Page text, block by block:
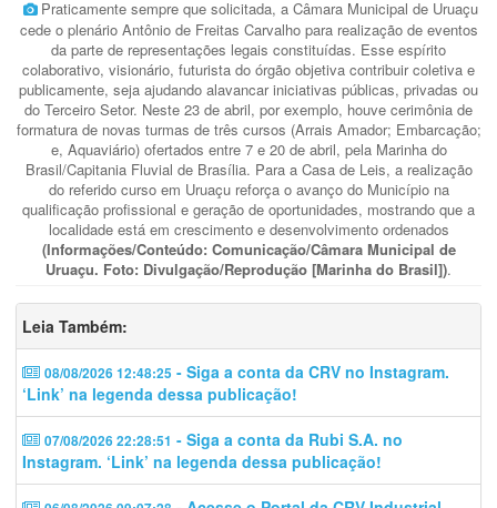
Praticamente sempre que solicitada, a Câmara Municipal de Uruaçu
cede o plenário Antônio de Freitas Carvalho para realização de eventos
da parte de representações legais constituídas. Esse espírito
colaborativo, visionário, futurista do órgão objetiva contribuir coletiva e
publicamente, seja ajudando alavancar iniciativas públicas, privadas ou
do Terceiro Setor. Neste 23 de abril, por exemplo, houve cerimônia de
formatura de novas turmas de três cursos (Arrais Amador; Embarcação;
e, Aquaviário) ofertados entre 7 e 20 de abril, pela Marinha do
Brasil/Capitania Fluvial de Brasília. Para a Casa de Leis, a realização
do referido curso em Uruaçu reforça o avanço do Município na
qualificação profissional e geração de oportunidades, mostrando que a
localidade está em crescimento e desenvolvimento ordenados
(Informações/Conteúdo: Comunicação/Câmara Municipal de
Uruaçu. Foto: Divulgação/Reprodução [Marinha do Brasil]).
Leia Também:
08/08/2026 12:48:25 - Siga a conta da CRV no Instagram.
‘Link’ na legenda dessa publicação!
07/08/2026 22:28:51 - Siga a conta da Rubi S.A. no
Instagram. ‘Link’ na legenda dessa publicação!